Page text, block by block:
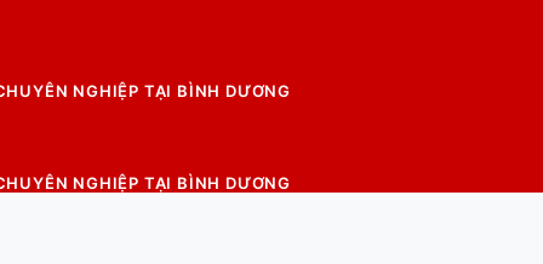
NGHIỆP TẠI BÌNH DƯƠNG
NGHIỆP TẠI BÌNH DƯƠNG